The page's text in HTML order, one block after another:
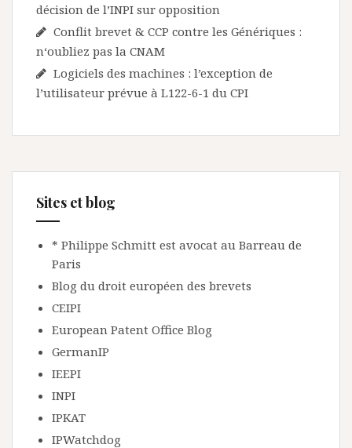
décision de l’INPI sur opposition
Conflit brevet & CCP contre les Génériques :
n‘oubliez pas la CNAM
Logiciels des machines : l’exception de
l’utilisateur prévue à L122-6-1 du CPI
Sites et blog
* Philippe Schmitt est avocat au Barreau de
Paris
Blog du droit européen des brevets
CEIPI
European Patent Office Blog
GermanIP
IEEPI
INPI
IPKAT
IPWatchdog